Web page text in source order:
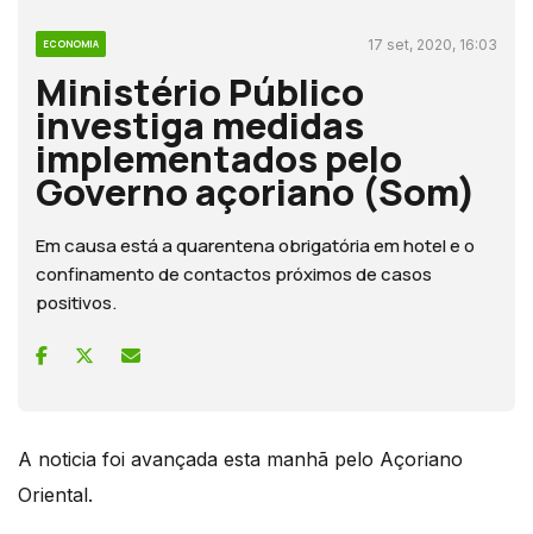
ECONOMIA 17 set, 2020, 16:03
Ministério Público
investiga medidas
implementados pelo
Governo açoriano (Som)
Em causa está a quarentena obrigatória em hotel e o
confinamento de contactos próximos de casos
positivos.
A noticia foi avançada esta manhã pelo Açoriano
Oriental.